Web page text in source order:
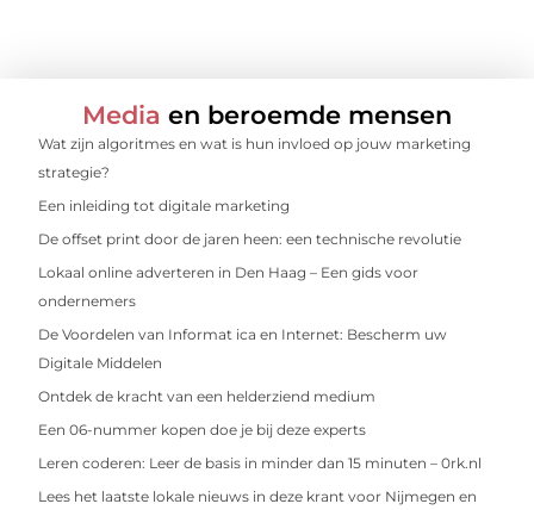
Media en beroemde mensen
Wat zijn algoritmes en wat is hun invloed op jouw marketing
strategie?
Een inleiding tot digitale marketing
De offset print door de jaren heen: een technische revolutie
Lokaal online adverteren in Den Haag – Een gids voor
ondernemers
De Voordelen van Informat ica en Internet: Bescherm uw
Digitale Middelen
Ontdek de kracht van een helderziend medium
Een 06-nummer kopen doe je bij deze experts
Leren coderen: Leer de basis in minder dan 15 minuten – 0rk.nl
Lees het laatste lokale nieuws in deze krant voor Nijmegen en